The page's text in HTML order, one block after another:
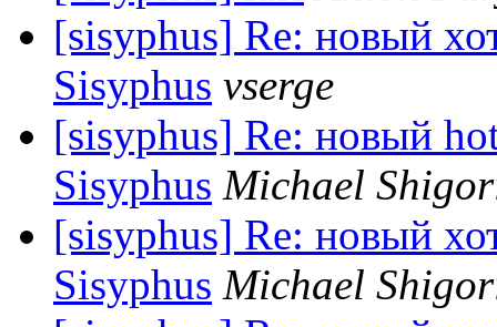
[sisyphus] Re: новый
Sisyphus vserge
[sisyphus] Re: новый
Sisyphus Michael
[sisyphus] Re: новый
Sisyphus Michael